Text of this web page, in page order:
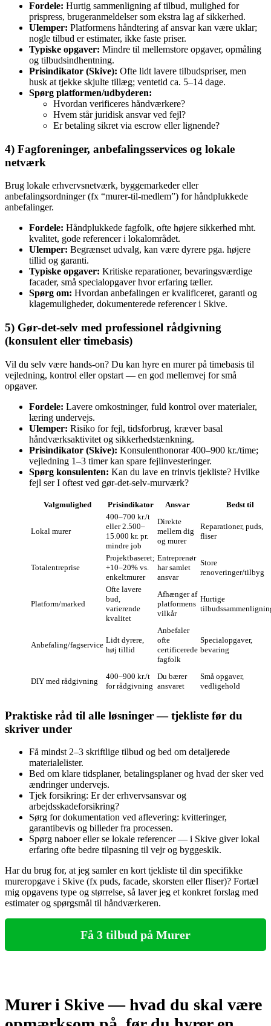
Fordele: Hurtig sammenligning af tilbud, mulighed for
prispress, brugeranmeldelser som ekstra lag af sikkerhed.
Ulemper: Platformens håndtering af ansvar kan være uklar;
nogle tilbud er estimater, ikke faste priser.
Typiske opgaver: Mindre til mellemstore opgaver, opmåling
og tilbudsindhentning.
Prisindikator (Skive): Ofte lidt lavere tilbudspriser, men
husk at tjekke skjulte tillæg; ventetid ca. 5–14 dage.
Spørg platformen/udbyderen:
Hvordan verificeres håndværkere?
Hvem står juridisk ansvar ved fejl?
Er betaling sikret via escrow eller lignende?
4) Fagforeninger, anbefalingsservices og lokale
netværk
Brug lokale erhvervsnetværk, byggemarkeder eller
anbefalingsordninger (fx “murer‑til‑medlem”) for håndplukkede
anbefalinger.
Fordele: Håndplukkede fagfolk, ofte højere sikkerhed mht.
kvalitet, gode referencer i lokalområdet.
Ulemper: Begrænset udvalg, kan være dyrere pga. højere
tillid og garanti.
Typiske opgaver: Kritiske reparationer, bevaringsværdige
facader, små specialopgaver hvor erfaring tæller.
Spørg om: Hvordan anbefalingen er kvalificeret, garanti og
klagemuligheder, dokumenterede referencer i Skive.
5) Gør‑det‑selv med professionel rådgivning
(konsulent eller timebasis)
Vil du selv være hands‑on? Du kan hyre en murer på timebasis til
vejledning, kontrol eller opstart — en god mellemvej for små
opgaver.
Fordele: Lavere omkostninger, fuld kontrol over materialer,
læring undervejs.
Ulemper: Risiko for fejl, tidsforbrug, kræver basal
håndværksaktivitet og sikkerhedstænkning.
Prisindikator (Skive): Konsulenthonorar 400–900 kr./time;
vejledning 1–3 timer kan spare fejlinvesteringer.
Spørg konsulenten: Kan du lave en trinvis tjekliste? Hvilke
fejl ser I oftest ved gør‑det‑selv‑murværk?
Valgmulighed Prisindikator Ansvar Bedst til
Lokal murer
400–700 kr./t
eller 2.500–
15.000 kr. pr.
mindre job
Direkte
mellem dig
og murer
Reparationer, puds,
fliser
Totalentreprise
Projektbaseret;
+10–20% vs.
enkeltmurer
Entreprenør
har samlet
ansvar
Store
renoveringer/tilbyg
Platform/marked
Ofte lavere
bud,
varierende
kvalitet
Afhænger af
platformens
vilkår
Hurtige
Anbefaling/fagservice
Lidt dyrere,
høj tillid
Anbefaler
ofte
certificerede
fagfolk
Specialopgaver,
bevaring
DIY med rådgivning
400–900 kr./t
for rådgivning
Du bærer
ansvaret
Små opgaver,
vedligehold
Praktiske råd til alle løsninger — tjekliste før du
skriver under
Få mindst 2–3 skriftlige tilbud og bed om detaljerede
materialelister.
Bed om klare tidsplaner, betalingsplaner og hvad der sker ved
ændringer undervejs.
Tjek forsikring: Er der erhvervsansvar og
arbejdsskadeforsikring?
Sørg for dokumentation ved aflevering: kvitteringer,
garantibevis og billeder fra processen.
Spørg naboer eller se lokale referencer — i Skive giver lokal
erfaring ofte bedre tilpasning til vejr og byggeskik.
Har du brug for, at jeg samler en kort tjekliste til din specifikke
mureropgave i Skive (fx puds, facade, skorsten eller fliser)? Fortæl
mig opgavens type og størrelse, så laver jeg et konkret forslag med
estimater og spørgsmål til håndværkeren.
Få 3 tilbud på Murer
Murer i Skive — hvad du skal være